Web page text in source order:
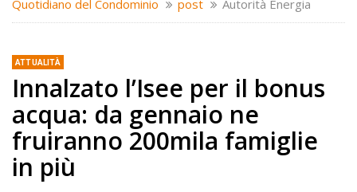
Quotidiano del Condominio post Autorità Energia
ATTUALITÀ
Innalzato l’Isee per il bonus
acqua: da gennaio ne
fruiranno 200mila famiglie
in più